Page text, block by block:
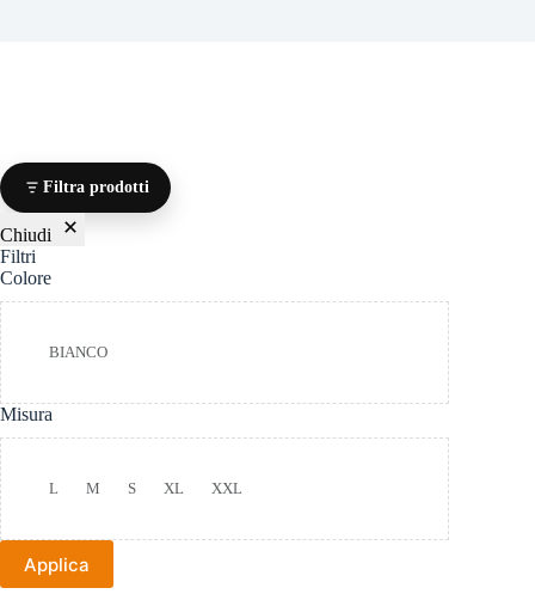
Filtra prodotti
Chiudi
Filtri
Colore
Colore
BIANCO
Misura
Taglia
L M S XL XXL
Applica